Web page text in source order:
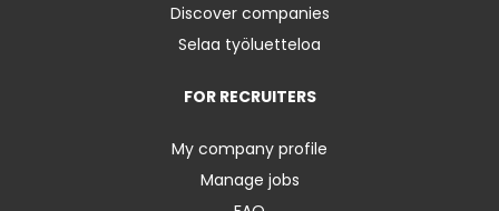
Discover companies
Selaa työluetteloa
FOR RECRUITERS
My company profile
Manage jobs